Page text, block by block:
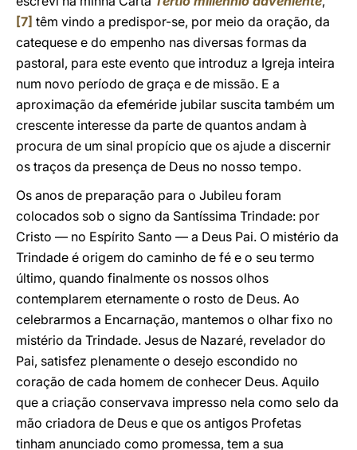
[7] têm vindo a predispor-se, por meio da oração, da
catequese e do empenho nas diversas formas da
pastoral, para este evento que introduz a Igreja inteira
num novo período de graça e de missão. E a
aproximação da efeméride jubilar suscita também um
crescente interesse da parte de quantos andam à
procura de um sinal propício que os ajude a discernir
os traços da presença de Deus no nosso tempo.
Os anos de preparação para o Jubileu foram
colocados sob o signo da Santíssima Trindade: por
Cristo — no Espírito Santo — a Deus Pai. O mistério da
Trindade é origem do caminho de fé e o seu termo
último, quando finalmente os nossos olhos
contemplarem eternamente o rosto de Deus. Ao
celebrarmos a Encarnação, mantemos o olhar fixo no
mistério da Trindade. Jesus de Nazaré, revelador do
Pai, satisfez plenamente o desejo escondido no
coração de cada homem de conhecer Deus. Aquilo
que a criação conservava impresso nela como selo da
mão criadora de Deus e que os antigos Profetas
tinham anunciado como promessa, tem a sua